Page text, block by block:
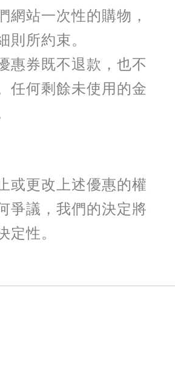
網站一次性的購物，
則所約束。
惠券既不退款，也不
任何剩餘未使用的金
或更改上述優惠的權
爭議，我們的決定將
定性。